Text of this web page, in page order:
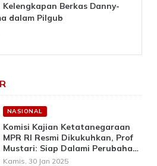
Kelengkapan Berkas Danny-
dalam Pilgub
NASIONAL
Komisi Kajian Ketatanegaraan
MPR RI Resmi Dikukuhkan, Prof
Mustari: Siap Dalami Perubahan
UUD 1945
Kamis, 30 Jan 2025